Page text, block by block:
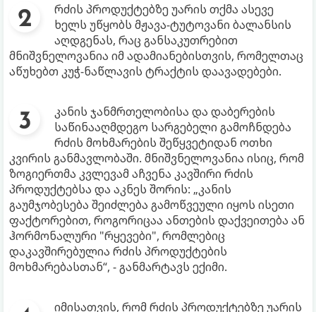
რძის პროდუქტებზე უარის თქმა ასევე
ხელს უწყობს მჟავა-ტუტოვანი ბალანსის
აღდგენას, რაც განსაკუთრებით
მნიშვნელოვანია იმ ადამიანებისთვის, რომელთაც
აწუხებთ კუჭ-ნაწლავის ტრაქტის დაავადებები.
კანის ჯანმრთელობისა და დაბერების
საწინააღმდეგო სარგებელი გამოჩნდება
რძის მოხმარების შეწყვეტიდან ოთხი
კვირის განმავლობაში. მნიშვნელოვანია ისიც, რომ
ზოგიერთმა კვლევამ აჩვენა კავშირი რძის
პროდუქტებსა და აკნეს შორის: „კანის
გაუმჯობესება შეიძლება გამოწვეული იყოს ისეთი
ფაქტორებით, როგორიცაა ანთების დაქვეითება ან
ჰორმონალური "რყევები", რომლებიც
დაკავშირებულია რძის პროდუქტების
მოხმარებასთან“, - განმარტავს ექიმი.
იმისათვის, რომ რძის პროდუქტებზე უარის